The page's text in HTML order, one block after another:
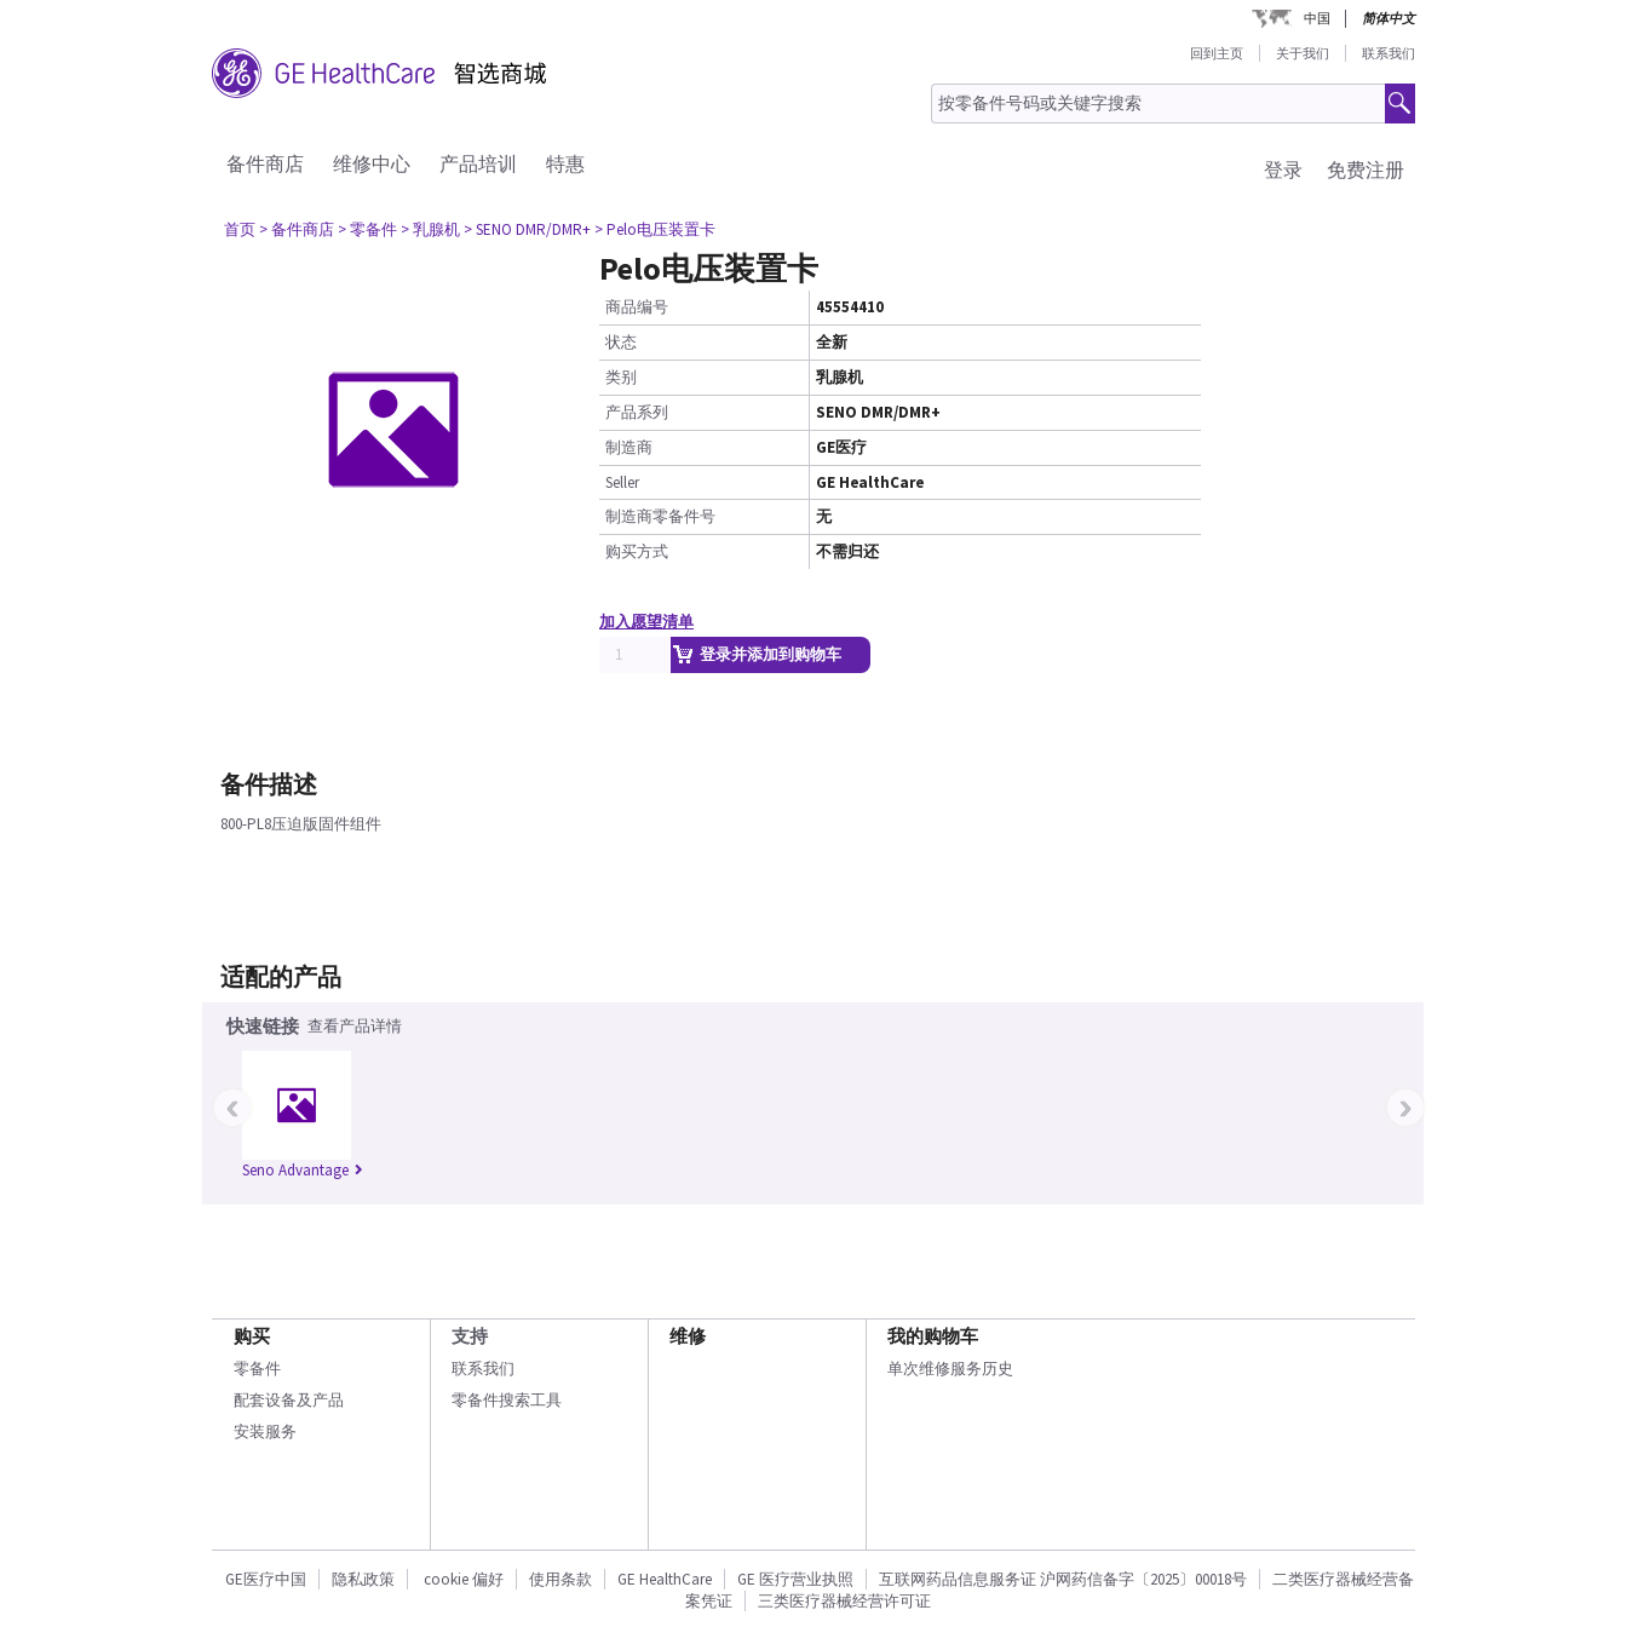
中国 简体中文
回到主页 关于我们 联系我们
备件商店 维修中心 产品培训 特惠 免费注册
登录
首页 > 备件商店 > 零备件 > 乳腺机 > SENO DMR/DMR+ > Pelo电压装置卡
Pelo电压装置卡
商品编号
45554410
状态
全新
类别
乳腺机
产品系列
SENO DMR/DMR+
制造商
GE医疗
Seller
GE HealthCare
制造商零备件号
无
购买方式
不需归还
加入愿望清单
登录并添加到购物车
备件描述
800-PL8压迫版固件组件
适配的产品
快速链接 查看产品详情
Seno Advantage
‹ ›
购买
零备件
配套设备及产品
安装服务
支持
联系我们
零备件搜索工具
维修 我的购物车
单次维修服务历史
GE医疗中国 隐私政策 cookie 偏好 使用条款 GE HealthCare GE 医疗营业执照 互联网药品信息服务证 沪网药信备字〔2025〕00018号
二类医疗器械经营备
案凭证
三类医疗器械经营许可证